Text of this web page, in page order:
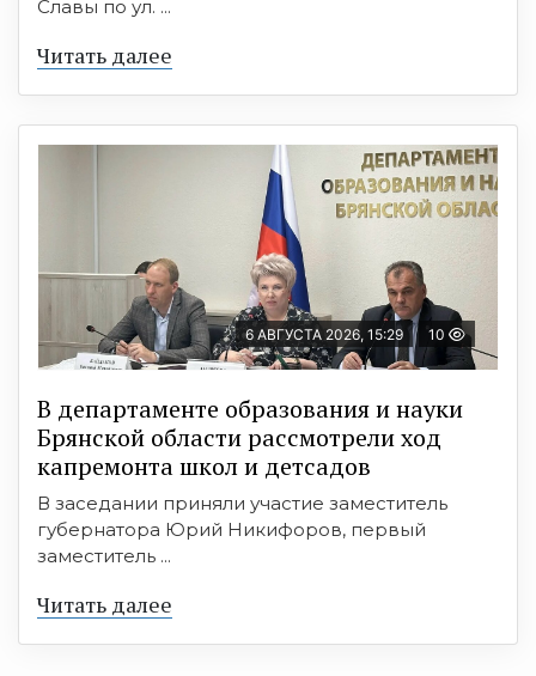
Славы по ул. ...
Читать далее
6 АВГУСТА 2026, 15:29 10
В департаменте образования и науки
Брянской области рассмотрели ход
капремонта школ и детсадов
В заседании приняли участие заместитель
губернатора Юрий Никифоров, первый
заместитель ...
Читать далее